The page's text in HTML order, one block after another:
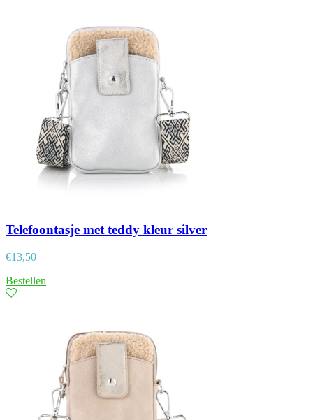
Telefoontasje met teddy kleur silver
€13,50
Bestellen